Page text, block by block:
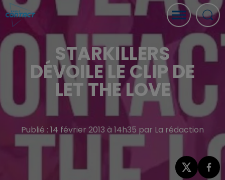
STARKILLERS
DÉVOILE LE CLIP DE
LET THE LOVE
Publié : 14 février 2013 à 14h35 par La rédaction